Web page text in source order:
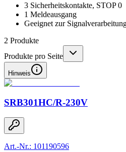
3 Sicherheitskontakte, STOP 0
1 Meldeausgang
Geeignet zur
2 Produkte
Produkte pro Seite
Hinweis
SRB301HC/R-230V
Art.-Nr.: 101190596